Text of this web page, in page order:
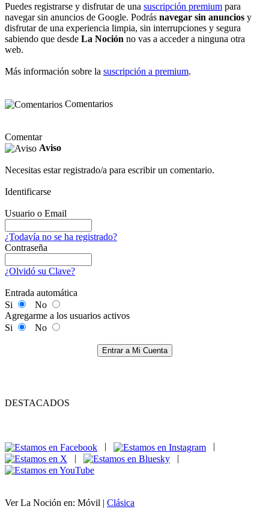
Puedes registrarse y disfrutar de una suscripción premium para
navegar sin anuncios de Google. Podrás navegar sin anuncios y
disfrutar de una experiencia limpia, sin interrupciones y segura
sabiendo que desde La Noción no vas a acceder a ninguna otra
web.
Más información sobre la suscripción a premium.
Comentarios
Comentar
Aviso
Necesitas estar registrado/a para escribir un comentario.
Identificarse
Usuario o Email
¿Todavía no se ha registrado?
Contraseña
¿Olvidó su Clave?
Entrada automática
Si
No
Agregarme a los usuarios activos
Si
No
Entrar a Mi Cuenta
DESTACADOS
|
|
Ver La Noción en: Móvil | Clásica